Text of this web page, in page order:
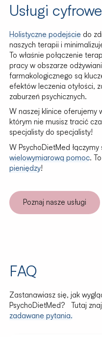
Usługi
Holistyczne podejście do
naszych terapii i
To właśnie połączenie
pracy w obszarze
farmakologicznego są
efektów leczenia otyłości,
zaburzeń psychicznych.
W naszej klinice oferujemy
którym nie musisz tracić
specjalisty do specjalisty!
W PsychoDietMed
wielowymiarową pomoc.
pieniędzy!
Poznaj nasze usługi
FAQ
Zastanawiasz się, jak
PsychoDietMed? Tutaj
zadawane pytania.